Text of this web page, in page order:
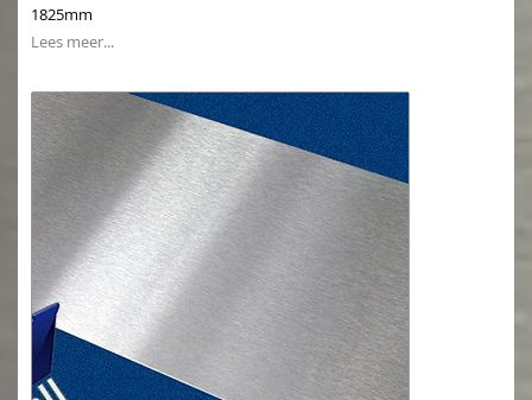
1825mm
Lees meer...